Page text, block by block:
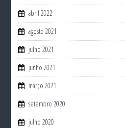
abril 2022
agosto 2021
julho 2021
junho 2021
março 2021
setembro 2020
julho 2020